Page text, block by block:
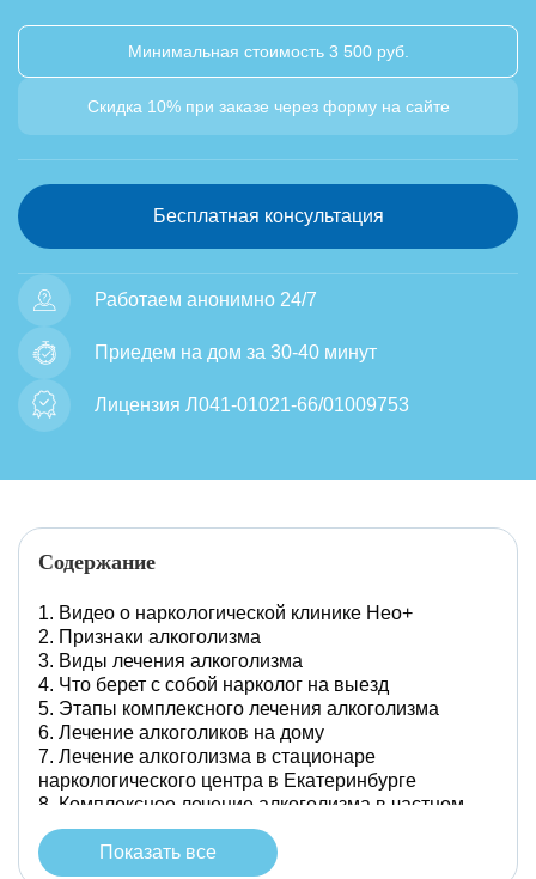
Минимальная стоимость 3 500 руб.
Скидка 10% при заказе через форму на сайте
Бесплатная консультация
Работаем анонимно 24/7
Приедем на дом за 30-40 минут
Лицензия Л041-01021-66/01009753
Содержание
Видео о наркологической клинике Нео+
Признаки алкоголизма
Виды лечения алкоголизма
Что берет с собой нарколог на выезд
Этапы комплексного лечения алкоголизма
Лечение алкоголиков на дому
Лечение алкоголизма в стационаре
наркологического центра в Екатеринбурге
Комплексное лечение алкоголизма в частном
наркологическом центре в Екатеринбурге
Показать все